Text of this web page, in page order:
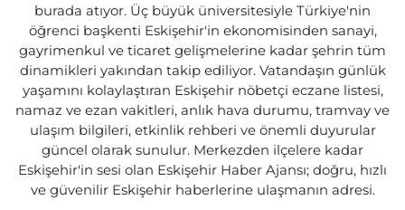
burada atıyor. Üç büyük üniversitesiyle Türkiye'nin
öğrenci başkenti Eskişehir'in ekonomisinden sanayi,
gayrimenkul ve ticaret gelişmelerine kadar şehrin tüm
dinamikleri yakından takip ediliyor. Vatandaşın günlük
yaşamını kolaylaştıran Eskişehir nöbetçi eczane listesi,
namaz ve ezan vakitleri, anlık hava durumu, tramvay ve
ulaşım bilgileri, etkinlik rehberi ve önemli duyurular
güncel olarak sunulur. Merkezden ilçelere kadar
Eskişehir'in sesi olan Eskişehir Haber Ajansı; doğru, hızlı
ve güvenilir Eskişehir haberlerine ulaşmanın adresi.